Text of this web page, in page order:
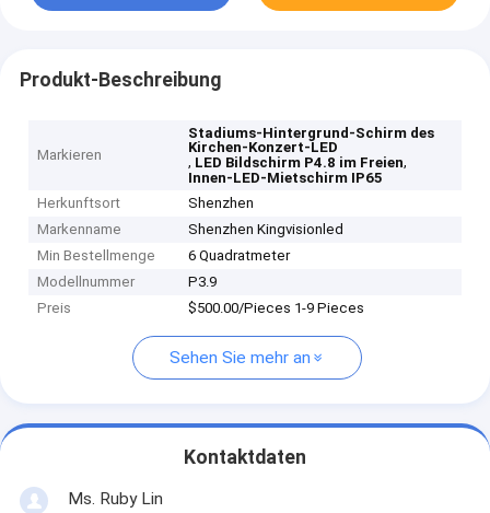
Produkt-Beschreibung
Markieren
Stadiums-Hintergrund-Schirm des
Kirchen-Konzert-LED
, LED Bildschirm P4.8 im Freien,
Innen-LED-Mietschirm IP65
Herkunftsort
Shenzhen
Markenname
Shenzhen Kingvisionled
Min Bestellmenge
6 Quadratmeter
Modellnummer
P3.9
Preis
$500.00/Pieces 1-9 Pieces
Sehen Sie mehr an
Kontaktdaten
Ms. Ruby Lin